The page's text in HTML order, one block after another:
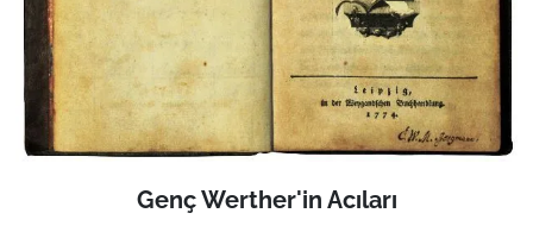
Genç Werther'in Acıları